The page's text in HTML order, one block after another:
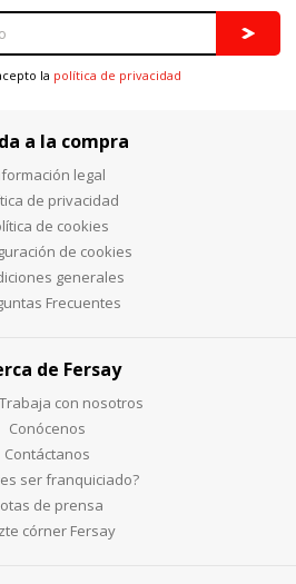
la política de privacidad
a la compra
legal
de privacidad
de cookies
de cookies
generales
Frecuentes
de Fersay
Trabaja con nosotros
Conócenos
Contáctanos
ser franquiciado?
de prensa
córner Fersay